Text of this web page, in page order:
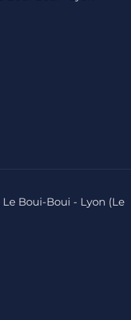
Boui-Boui - Lyon (Le